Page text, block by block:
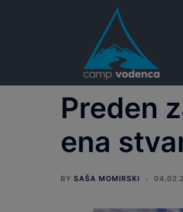
Preden
ena
BY SAŠA MOMIRSKI